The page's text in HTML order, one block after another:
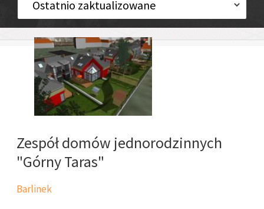
Zespół domów jednorodzinnych
"Górny Taras"
Barlinek